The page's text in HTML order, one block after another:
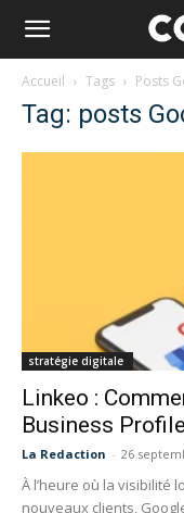
Accueil Tags Posts
Tag: posts
stratégie digitale
Linkeo :
Business
La Redaction - 26
À l’heure où la visibilité
nouveaux clients,